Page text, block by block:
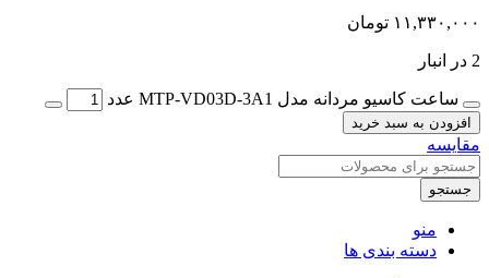
۱۱,۳۳۰,۰۰۰ تومان
2 در انبار
ساعت کاسیو مردانه مدل MTP-VD03D-3A1 عدد
افزودن به سبد خرید
مقایسه
جستجو
منو
دسته بندی ها